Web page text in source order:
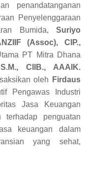
penandatanganan
Penyelenggaraan
Bumida, Suriyo
(Assoc), CIP.,
PT Mitra Dhana
CIIB., AAAIK.
oleh
Firdaus
Pengawas Industri
Jasa Keuangan
terhadap penguatan
keuangan dalam
yang sehat,